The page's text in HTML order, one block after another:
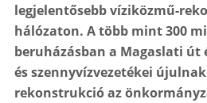
legjelentősebb víziközmű-
hálózaton. A több mint 300
beruházásban a Magaslati út
és szennyvízvezetékei
rekonstrukció az